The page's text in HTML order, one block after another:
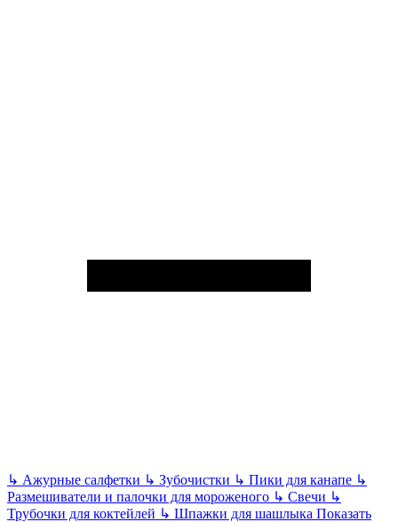
↳ Ажурные салфетки ↳ Зубочистки ↳ Пики для канапе ↳
Размешиватели и палочки для мороженого ↳ Свечи ↳
Трубочки для коктейлей ↳ Шпажки для шашлыка Показать